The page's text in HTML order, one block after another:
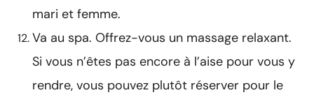
mari et femme.
Va au spa. Offrez-vous un massage relaxant.
Si vous n’êtes pas encore à l’aise pour vous y
rendre, vous pouvez plutôt réserver pour le